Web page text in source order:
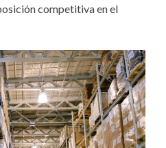
competitiva en el